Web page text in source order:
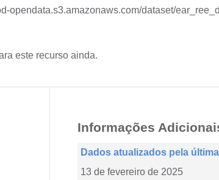
opendata.s3.amazonaws.com/dataset/
este recurso ainda.
Informações
Dados atualizados pela
13 de fevereiro de 2025